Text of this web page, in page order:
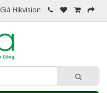
Giá Hikvision